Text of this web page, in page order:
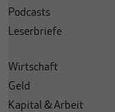
Podcasts
Leserbriefe
Wirtschaft
Geld
Kapital & Arbeit